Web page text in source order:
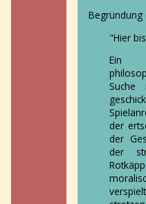
Begründung
"Hier
Ein
der
der
der